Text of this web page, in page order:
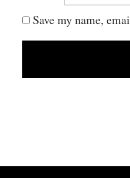
Save my name,